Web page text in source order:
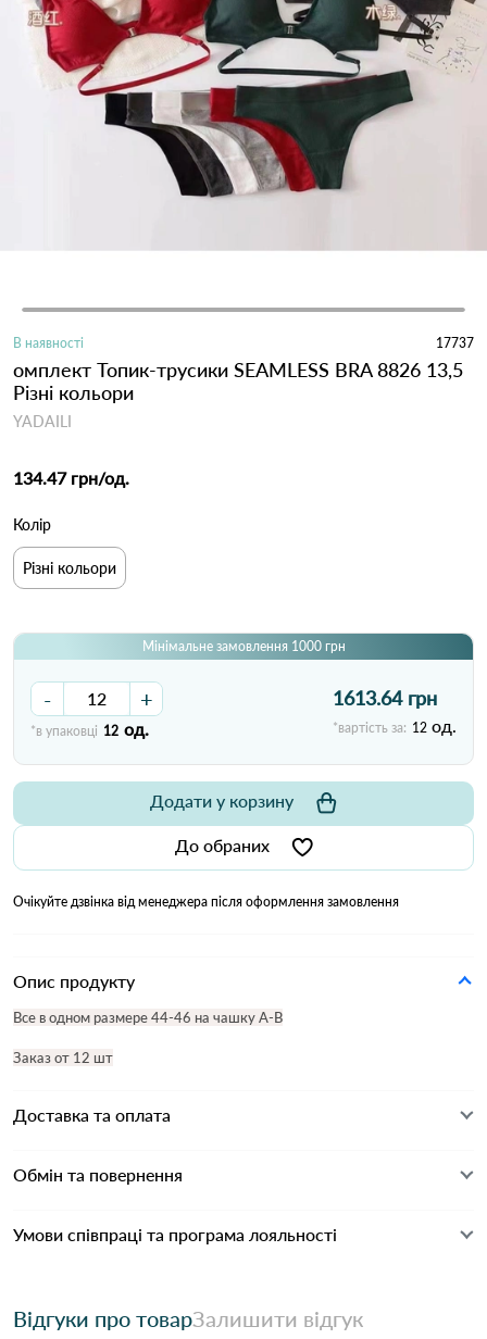
В наявності 17737
омплект Топик-трусики SEAMLESS BRA 8826 13,5
Різні кольори
YADAILI
134.47 грн/од.
Колір
Різні кольори
Мінімальне замовлення 1000 грн
- +
*в упаковці 12 од.
1613.64 грн
*вартість за: 12 од.
До обраних
Додати у корзину
Очікуйте дзвінка від менеджера після оформлення замовлення
Опис продукту
Все в одном размере 44-46 на чашку А-В
Заказ от 12 шт
Доставка та оплата
Обмін та повернення
Умови співпраці та програма лояльності
Відгуки про товарЗалишити відгук